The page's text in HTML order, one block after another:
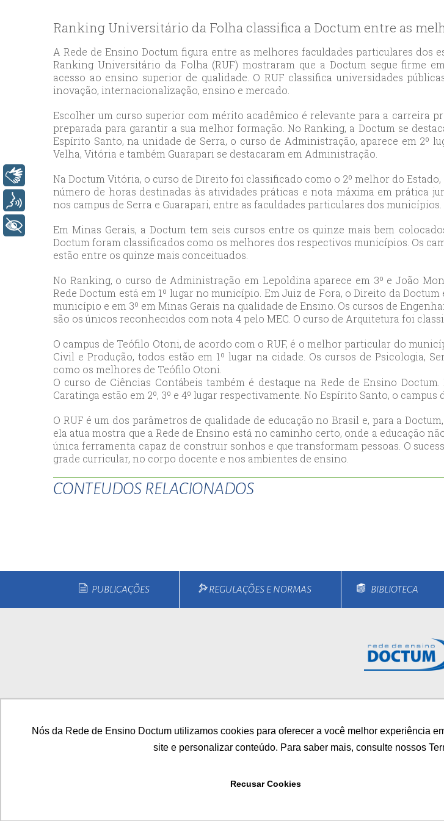
Nós da Rede de Ensino Doctum utilizamos cookies para oferecer a você melhor experiência
site e personalizar conteúdo. Para saber mais, consulte nossos
Recusar Cookies
avcılar
escort
bagcılar
escort
beylikduzu
escort
bahcesehir
escort
umraniye
escort
atasehirescort
sisli
escort
esenyurt
escort
istanbul
escort
Ranking Universitário da Folha classifica a Doctum entre as
A Rede de Ensino Doctum figura entre as melhores faculdades particulares dos
Ranking Universitário da Folha (RUF) mostraram que a Doctum segue firme
acesso ao ensino superior de qualidade. O RUF classifica universidades
inovação, internacionalização, ensino e mercado.
Escolher um curso superior com mérito acadêmico é relevante para a carreira
preparada para garantir a sua melhor formação. No Ranking, a Doctum se
Espírito Santo, na unidade de Serra, o curso de Administração, aparece em 2º
Velha, Vitória e também Guarapari se destacaram em Administração.
Na Doctum Vitória, o curso de Direito foi classificado como o 2º melhor do
número de horas destinadas às atividades práticas e nota máxima em prática
nos campus de Serra e Guarapari, entre as faculdades particulares dos municípios.
Em Minas Gerais, a Doctum tem seis cursos entre os quinze mais bem
Doctum foram classificados como os melhores dos respectivos municípios. Os
estão entre os quinze mais conceituados.
No Ranking, o curso de Administração em Lepoldina aparece em 3º e João
Rede Doctum está em 1º lugar no município. Em Juiz de Fora, o Direito da
município e em 3º em Minas Gerais na qualidade de Ensino. Os cursos de
são os únicos reconhecidos com nota 4 pelo MEC. O curso de Arquitetura foi
O campus de Teófilo Otoni, de acordo com o RUF, é o melhor particular do
Civil e Produção, todos estão em 1º lugar na cidade. Os cursos de Psicologia,
como os melhores de Teófilo Otoni.
O curso de Ciências Contábeis também é destaque na Rede de Ensino
Caratinga estão em 2º, 3º e 4º lugar respectivamente. No Espírito Santo, o campus
O RUF é um dos parâmetros de qualidade de educação no Brasil e, para a
ela atua mostra que a Rede de Ensino está no caminho certo, onde a educação
única ferramenta capaz de construir sonhos e que transformam pessoas. O
grade curricular, no corpo docente e nos ambientes de ensino.
CONTEUDOS RELACIONADOS
PUBLICAÇÕES REGULAÇÕES E NORMAS BIBLIOTECA
Home Quem Somos Cursos Unidades Notícias
Libras
+ Acessibilidade